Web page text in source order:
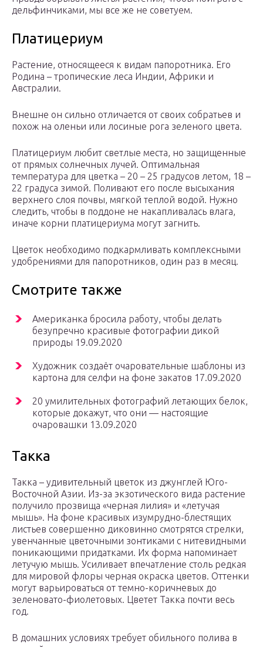
дельфинчиками, мы все же не советуем.
Платицериум
Растение, относящееся к видам папоротника. Его
Родина – тропические леса Индии, Африки и
Австралии.
Внешне он сильно отличается от своих собратьев и
похож на оленьи или лосиные рога зеленого цвета.
Платицериум любит светлые места, но защищенные
от прямых солнечных лучей. Оптимальная
температура для цветка – 20 – 25 градусов летом, 18 –
22 градуса зимой. Поливают его после высыхания
верхнего слоя почвы, мягкой теплой водой. Нужно
следить, чтобы в поддоне не накапливалась влага,
иначе корни платицериума могут загнить.
Цветок необходимо подкармливать комплексными
удобрениями для папоротников, один раз в месяц.
Смотрите также
Американка бросила работу, чтобы делать
безупречно красивые фотографии дикой
природы 19.09.2020
Художник создаёт очаровательные шаблоны из
картона для селфи на фоне закатов 17.09.2020
20 умилительных фотографий летающих белок,
которые докажут, что они — настоящие
очаровашки 13.09.2020
Такка
Такка – удивительный цветок из джунглей Юго-
Восточной Азии. Из-за экзотического вида растение
получило прозвища «черная лилия» и «летучая
мышь». На фоне красивых изумрудно-блестящих
листьев совершенно диковинно смотрятся стрелки,
увенчанные цветочными зонтиками с нитевидными
поникающими придатками. Их форма напоминает
летучую мышь. Усиливает впечатление столь редкая
для мировой флоры черная окраска цветов. Оттенки
могут варьироваться от темно-коричневых до
зеленовато-фиолетовых. Цветет Такка почти весь
год.
В домашних условиях требует обильного полива в